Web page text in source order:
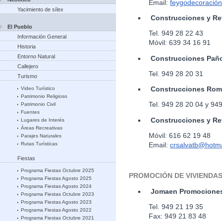
Yacimiento de sílex
El Pueblo
Información General
Historia
Entorno Natural
Callejero
Turismo
Video Turístico
Patrimonio Religioso
Patrimonio Civil
Fuentes
Lugares de Interés
Áreas Recreativas
Parajes Naturales
Rutas Turísticas
Fiestas
Programa Fiestas Octubre 2025
Programa Fiestas Agosto 2025
Programa Fiestas Agosto 2024
Programa Fiestas Octubre 2023
Programa Fiestas Agosto 2023
Programa Fiestas Agosto 2022
Programa Fiestas Octubre 2021
Email:
Construcciones y
Tel. 949 28 22 43
Móvil: 639 34 16 91
Construcciones
Tel. 949 28 20 31
Construcciones
Tel. 949 28 20 04 y 949
Construcciones y
Móvil: 616 62 19 48
Email:
PROMOCIÓN DE VIVIENDAS
Jomaen
Tel. 949 21 19 35
Fax: 949 21 83 48